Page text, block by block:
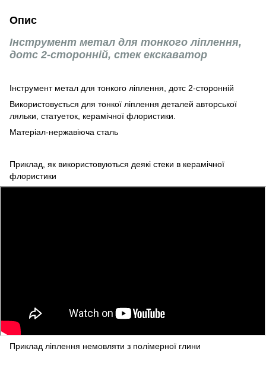
Опис
Інструмент метал для тонкого ліплення,
дотс 2-сторонній, стек екскаватор
Інструмент метал для тонкого ліплення, дотс 2-сторонній
Використовується для тонкої ліплення деталей авторської
ляльки, статуеток, керамічної флористики.
Матеріал-нержавіюча сталь
Приклад, як використовуються деякі стеки в керамічної
флористики
Приклад ліплення немовляти з полімерної глини